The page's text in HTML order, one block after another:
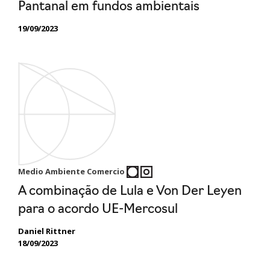
Pantanal em fundos ambientais
19/09/2023
Medio Ambiente Comercio
A combinação de Lula e Von Der Leyen
para o acordo UE-Mercosul
Daniel Rittner
18/09/2023